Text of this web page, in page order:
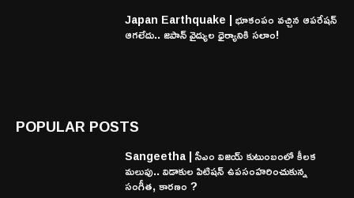
Japan Earthquake | భూకంపం వచ్చిన ఆపరేషన్
ఆగలేదు.. జపాన్ వైద్యుల ధైర్యానికి సలాం!
POPULAR POSTS
Sangeetha | సీఎం విజయ్ కుటుంబంలో కీలక
మలుపు.. విడాకుల పిటిషన్ ఉపసంహరించుకున్న
సంగీత, కారణం ?